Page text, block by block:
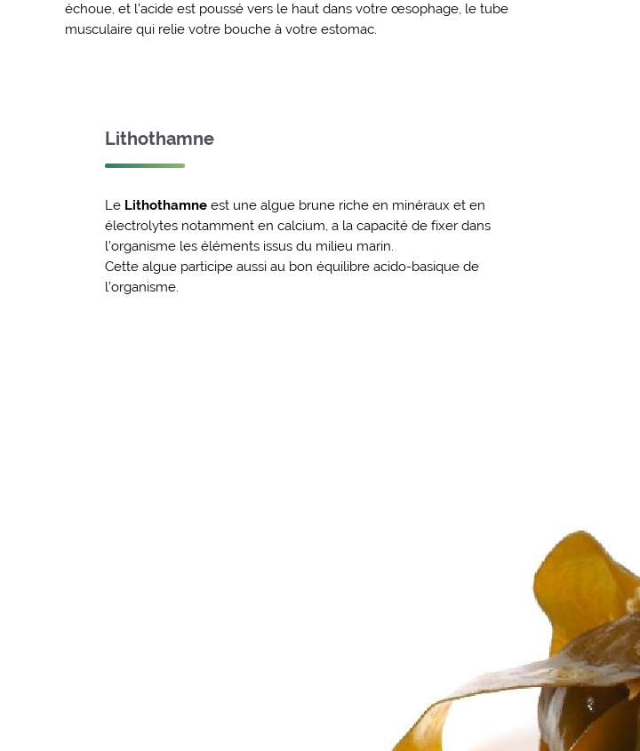
échoue, et l’acide est poussé vers le haut dans votre œsophage, le tube
musculaire qui relie votre bouche à votre estomac.
Lithothamne
Le Lithothamne est une algue brune riche en minéraux et en
électrolytes notamment en calcium, a la capacité de fixer dans
l’organisme les éléments issus du milieu marin.
Cette algue participe aussi au bon équilibre acido-basique de
l’organisme.